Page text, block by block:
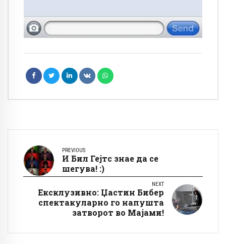
PREVIOUS
И Бил Гејтс знае да се
шегува! :)
NEXT
Ексклузивно: Џастин Бибер
спектакуларно го напушта
затворот во Мајами!